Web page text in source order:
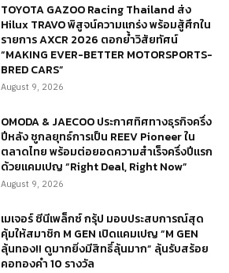
TOYOTA GAZOO Racing Thailand ส่ง
Hilux TRAVO พิสูจน์ความแกร่ง พร้อมสู้ศึกใน
รายการ AXCR 2026 ตอกย้ำวิสัยทัศน์
“MAKING EVER-BETTER MOTORSPORTS-
BRED CARS”
August 9, 2026
OMODA & JAECOO ประกาศทิศทางธุรกิจครึ่ง
ปีหลัง ชูกลยุทธ์การเป็น REEV Pioneer ใน
ตลาดไทย พร้อมต่อยอดความสำเร็จครึ่งปีแรก
ด้วยแคมเปญ “Right Deal, Right Now”
August 9, 2026
เมเจอร์ ซีนีเพล็กซ์ กรุ้ป มอบประสบการณ์สุด
คุ้มให้สมาชิก M GEN เปิดแคมเปญ “M GEN
ลุ้นทอง!! ดูมากยิ่งมีสิทธิ์ลุ้นมาก” ลุ้นรับสร้อย
คอทองคำ 10 รางวัล